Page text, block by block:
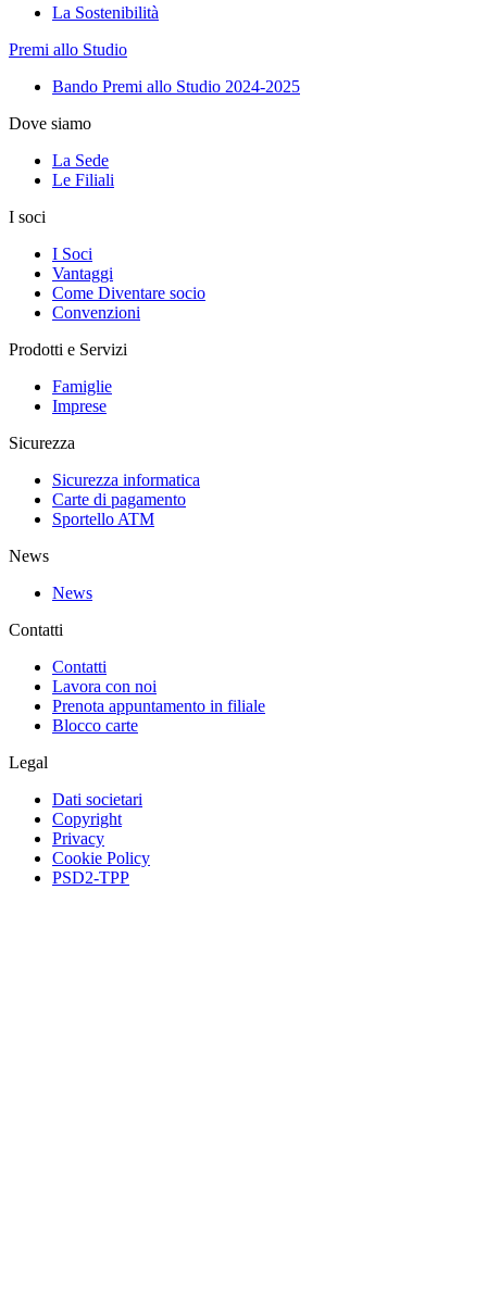
La Sostenibilità
Premi allo Studio
Bando Premi allo Studio 2024-2025
Dove siamo
La Sede
Le Filiali
I soci
I Soci
Vantaggi
Come Diventare socio
Convenzioni
Prodotti e Servizi
Famiglie
Imprese
Sicurezza
Sicurezza informatica
Carte di pagamento
Sportello ATM
News
News
Contatti
Contatti
Lavora con noi
Prenota appuntamento in filiale
Blocco carte
Legal
Dati societari
Copyright
Privacy
Cookie Policy
PSD2-TPP